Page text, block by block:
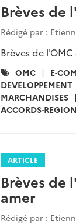
Brèves de
Rédigé par :
Brèves de
Catégories
:
OMC E-
DEVELOPPEMENT
MARCHANDISES
ACCORDS-
ARTICLE
Brèves de
amer
Rédigé par :